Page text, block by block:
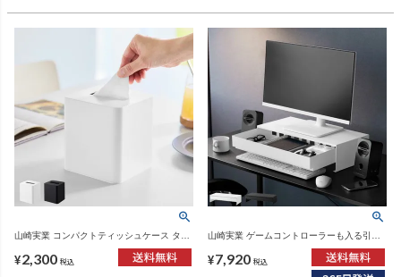
山崎実業 コンパクトティッシュケース タワ
シリーズ
¥2,300 税込
山崎実業 ゲームコントローラーも入る引き
ア雑貨・タワーシリーズ
¥7,920 税込